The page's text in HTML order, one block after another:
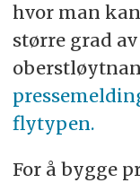
hvor man
større grad
flytypen.
For å bygge